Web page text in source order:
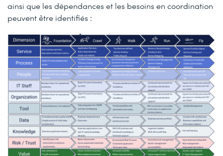
ainsi que les dépendances et les besoins en coordination
peuvent être identifiés :